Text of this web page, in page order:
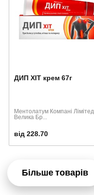
ДИП ХІТ крем 67г
Ментолатум Компані Лімітед,
Велика Бр...
від 228.70
Більше товарів